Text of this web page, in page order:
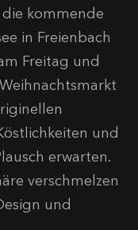
kommende
in Freienbach
Freitag und
und
erwarten.
verschmelzen
und